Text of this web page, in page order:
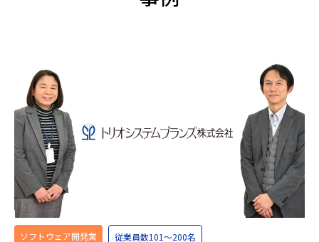
ソフトウェア開発業 従業員数101〜200名